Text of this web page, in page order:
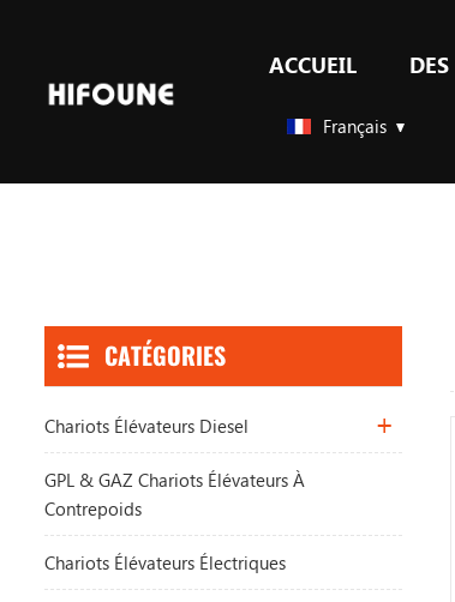
ACCUEIL
Français
CATÉGORIES
Chariots Élévateurs Diesel
GPL & GAZ Chariots Élévateurs À
Contrepoids
Chariots Élévateurs Électriques